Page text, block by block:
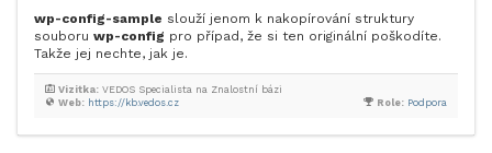
wp-config-sample slouží jenom k nakopírování struktury
souboru wp-config pro případ, že si ten originální poškodíte.
Takže jej nechte, jak je.
Role: Podpora
Web: https://kb.vedos.cz
Vizitka: VEDOS Specialista na Znalostní bázi